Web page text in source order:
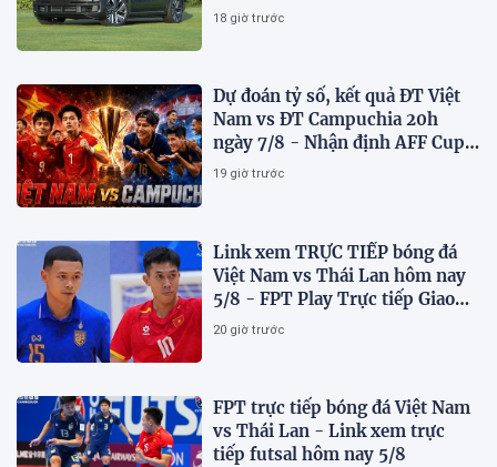
18 giờ trước
Dự đoán tỷ số, kết quả ĐT Việt
Nam vs ĐT Campuchia 20h
ngày 7/8 - Nhận định AFF Cup
2026
19 giờ trước
Link xem TRỰC TIẾP bóng đá
Việt Nam vs Thái Lan hôm nay
5/8 - FPT Play Trực tiếp Giao
hữu futsal 2026
20 giờ trước
FPT trực tiếp bóng đá Việt Nam
vs Thái Lan - Link xem trực
tiếp futsal hôm nay 5/8